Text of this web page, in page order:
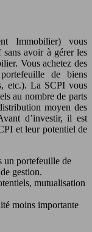
Immobilier) vous
sans avoir à gérer les
Vous achetez des
de biens
etc.). La SCPI vous
au nombre de parts
moyen des
d’investir, il est
et leur potentiel de
un portefeuille de
gestion.
mutualisation
moins importante